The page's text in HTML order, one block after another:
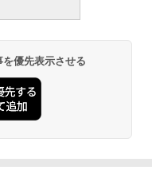
優先表示させる